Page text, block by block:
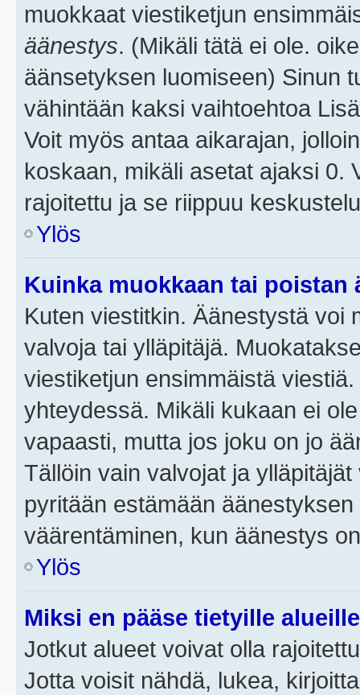
muokkaat viestiketjun
äänestys. (Mikäli tätä ei ole.
äänsetyksen luomiseen) Sinun
vähintään kaksi vaihtoehtoa
Voit myös antaa aikarajan,
koskaan, mikäli asetat ajaksi 0.
rajoitettu ja se riippuu
Ylös
Kuinka muokkaan tai poistan
Kuten viestitkin. Äänestystä voi
valvoja tai ylläpitäjä.
viestiketjun ensimmäistä
yhteydessä. Mikäli kukaan ei
vapaasti, mutta jos joku on jo
Tällöin vain valvojat ja
pyritään estämään
väärentäminen, kun äänestys
Ylös
Miksi en pääse tietyille
Jotkut alueet voivat olla
Jotta voisit nähdä, lukea,